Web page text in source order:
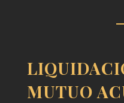
MUTUO